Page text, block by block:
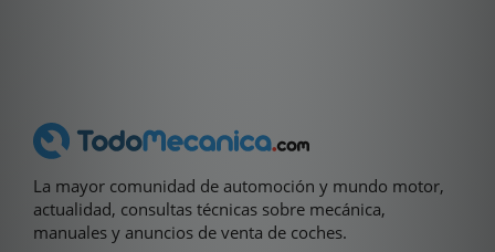
La mayor comunidad de automoción y mundo motor,
actualidad, consultas técnicas sobre mecánica,
manuales y anuncios de venta de coches.